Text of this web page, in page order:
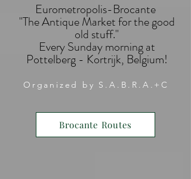
Eurometropolis-Brocante
"The Antique Market for the good
old stuff."
Every Sunday morning at
Pottelberg - Kortrijk, Belgium!
Organized by S.A.B.R.A.+C
Brocante Routes